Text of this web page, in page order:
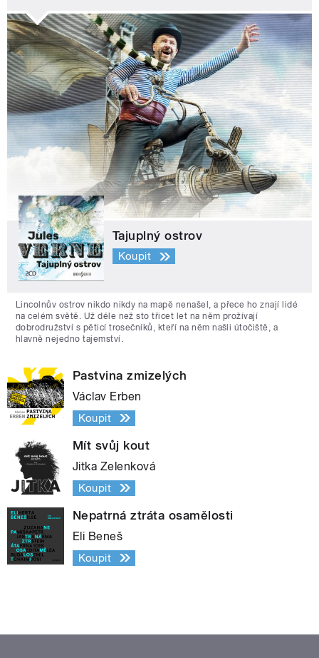
Tajuplný ostrov
Koupit
Lincolnův ostrov nikdo nikdy na mapě nenašel, a přece ho znají lidé
na celém světě. Už déle než sto třicet let na něm prožívají
dobrodružství s pěticí trosečníků, kteří na něm našli útočiště, a
hlavně nejedno tajemství.
Pastvina zmizelých
Václav Erben
Koupit
Mít svůj kout
Jitka Zelenková
Koupit
Nepatrná ztráta osamělosti
Eli Beneš
Koupit